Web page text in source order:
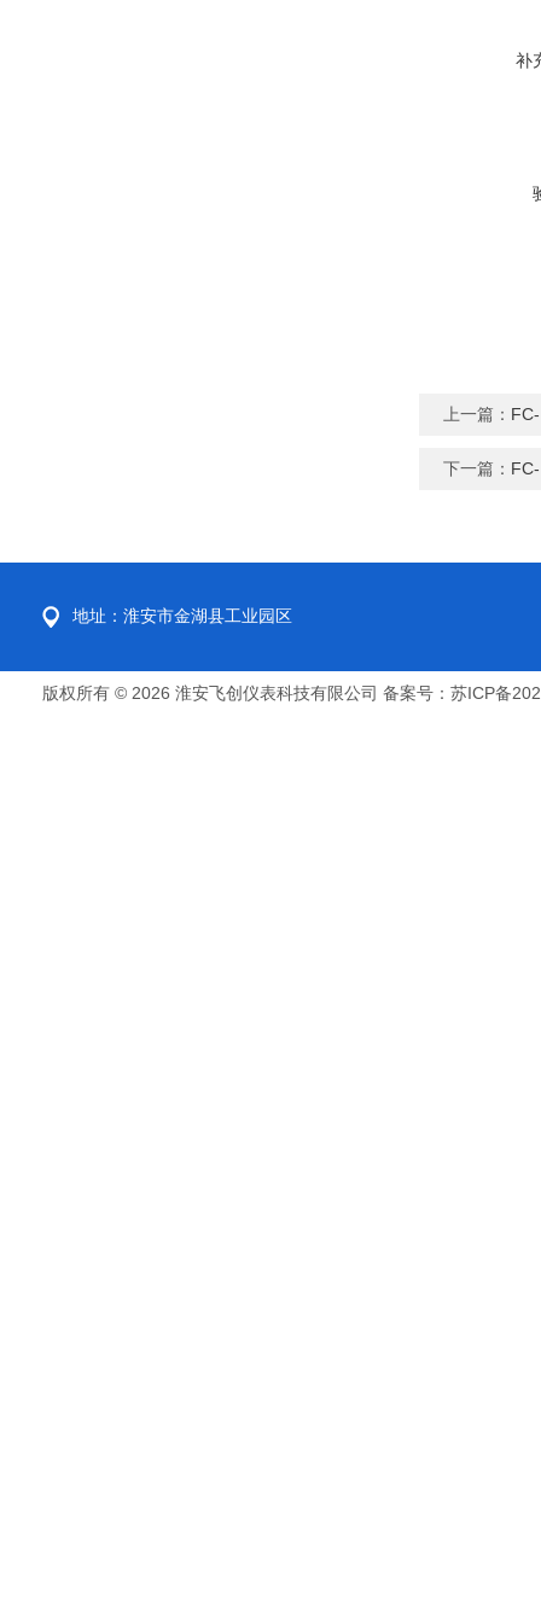
补
上一篇：
下一篇：
地址：淮安市金湖县工业园区
版权所有 © 2026 淮安飞创仪表科技有限公司 备案号：苏ICP备